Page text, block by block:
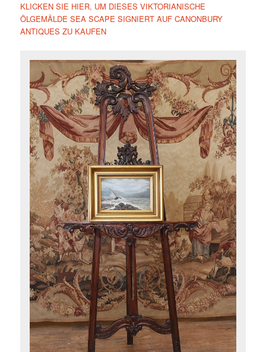
KLICKEN SIE HIER, UM DIESES VIKTORIANISCHE
ÖLGEMÄLDE SEA SCAPE SIGNIERT AUF CANONBURY
ANTIQUES ZU KAUFEN